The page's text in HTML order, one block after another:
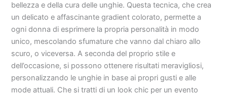
bellezza e della cura delle unghie. Questa tecnica, che crea
un delicato e affascinante gradient colorato, permette a
ogni donna di esprimere la propria personalità in modo
unico, mescolando sfumature che vanno dal chiaro allo
scuro, o viceversa. A seconda del proprio stile e
dell’occasione, si possono ottenere risultati meravigliosi,
personalizzando le unghie in base ai propri gusti e alle
mode attuali. Che si tratti di un look chic per un evento